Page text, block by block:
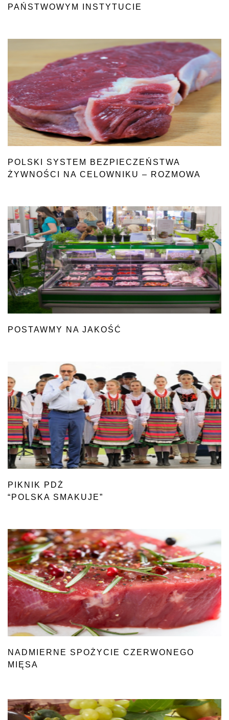
PAŃSTWOWYM INSTYTUCIE
POLSKI SYSTEM BEZPIECZEŃSTWA
ŻYWNOŚCI NA CELOWNIKU – ROZMOWA
POSTAWMY NA JAKOŚĆ
PIKNIK PDŻ
“POLSKA SMAKUJE”
NADMIERNE SPOŻYCIE CZERWONEGO
MIĘSA